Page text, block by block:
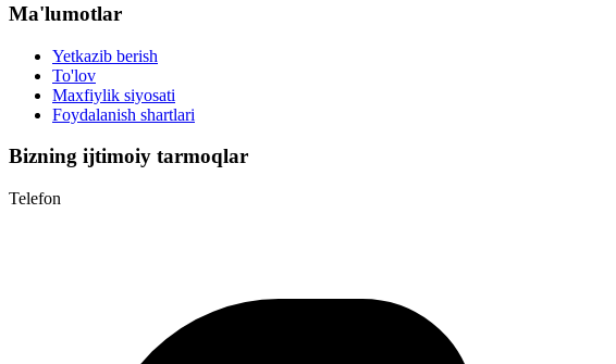
Ma'lumotlar
Yetkazib berish
To'lov
Maxfiylik siyosati
Foydalanish shartlari
Bizning ijtimoiy tarmoqlar
Telefon